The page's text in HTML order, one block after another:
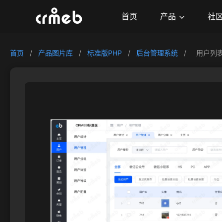
首页 产品 社
首页 / 产品图片库 / 标准版PHP / 后台管理系统 / 用户列